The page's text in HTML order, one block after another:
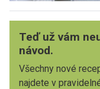
Teď už vám
návod.
Všechny nové
najdete v